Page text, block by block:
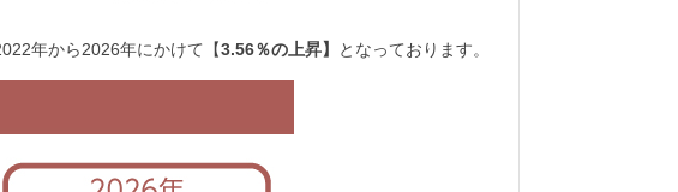
年から2026年にかけて【3.56％の上昇】 となっております。